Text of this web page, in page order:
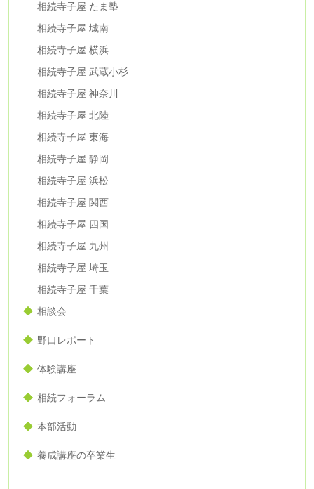
相続寺子屋 たま塾
相続寺子屋 城南
相続寺子屋 横浜
相続寺子屋 武蔵小杉
相続寺子屋 神奈川
相続寺子屋 北陸
相続寺子屋 東海
相続寺子屋 静岡
相続寺子屋 浜松
相続寺子屋 関西
相続寺子屋 四国
相続寺子屋 九州
相続寺子屋 埼玉
相続寺子屋 千葉
相談会
野口レポート
体験講座
相続フォーラム
本部活動
養成講座の卒業生